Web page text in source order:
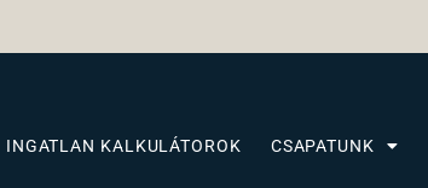
INGATLAN KALKULÁTOROK CSAPATUNK